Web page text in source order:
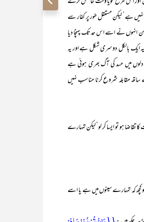
ہے‘ لیکن مستقل طور پر کفار سے
انہوں نے اسے اس حد تک پہنچا دیا
یہ ایک بالکل دوسری شکل ہے اور یہ
میں حسد کی آگ بھری ہوئی ہے
مقابلہ شروع کرنا مناسب نہیں
ہو تو ایسا کر لو‘ لیکن تمہارے
کہ تمہارے سینوں میں ہے یا اسے